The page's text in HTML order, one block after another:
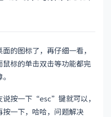
的图标了，再仔细一看，
标的单击双击等功能都完
说按一下“esc”键就可以，
一下，哈哈，问题解决